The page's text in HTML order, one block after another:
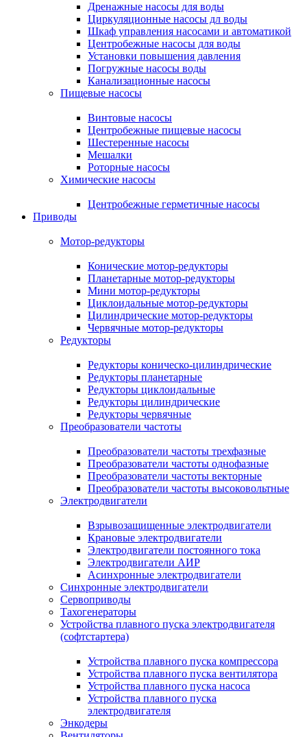
Дренажные насосы для воды
Циркуляционные насосы дл воды
Шкаф управления насосами и автоматикой
Центробежные насосы для воды
Установки повышения давления
Погружные насосы воды
Канализационные насосы
Пищевые насосы
Винтовые насосы
Центробежные пищевые насосы
Шестеренные насосы
Мешалки
Роторные насосы
Химические насосы
Центробежные герметичные насосы
Приводы
Мотор-редукторы
Конические мотор-редукторы
Планетарные мотор-редукторы
Мини мотор-редукторы
Циклоидальные мотор-редукторы
Цилиндрические мотор-редукторы
Червячные мотор-редукторы
Редукторы
Редукторы коническо-цилиндрические
Редукторы планетарные
Редукторы циклоидальные
Редукторы цилиндрические
Редукторы червячные
Преобразователи частоты
Преобразователи частоты трехфазные
Преобразователи частоты однофазные
Преобразователи частоты векторные
Преобразователи частоты высоковольтные
Электродвигатели
Взрывозащищенные электродвигатели
Крановые электродвигатели
Электродвигатели постоянного тока
Электродвигатели АИР
Асинхронные электродвигатели
Синхронные электродвигатели
Сервоприводы
Тахогенераторы
Устройства плавного пуска электродвигателя
(софтстартера)
Устройства плавного пуска компрессора
Устройства плавного пуска вентилятора
Устройства плавного пуска насоса
Устройства плавного пуска
электродвигателя
Энкодеры